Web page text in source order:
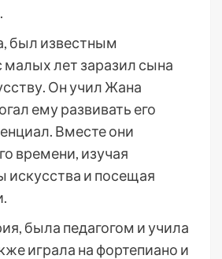
был известным
лет заразил сына
Он учил Жана
ему развивать его
Вместе они
времени, изучая
искусства и посещая
была педагогом и учила
играла на фортепиано и